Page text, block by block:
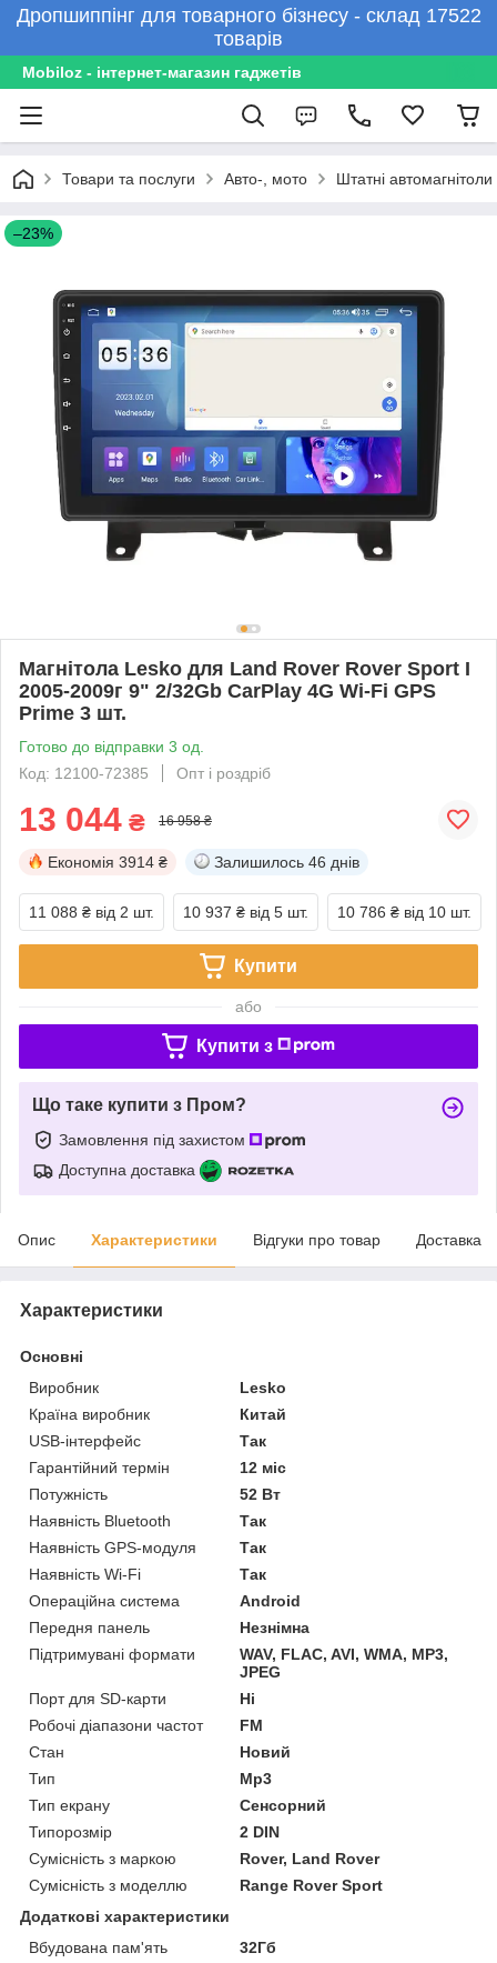
Дропшиппінг для товарного бізнесу - склад 17522
товарів
Mobiloz - інтернет-магазин гаджетів
Товари та послуги Авто-, мото Штатні автомагнітоли
–23%
Магнітола Lesko для Land Rover Rover Sport I
2005-2009г 9" 2/32Gb CarPlay 4G Wi-Fi GPS
Prime 3 шт.
Готово до відправки 3 од.
Код: 12100-72385
Опт і роздріб
13 044 ₴ 16 958 ₴
Економія 3914 ₴ Залишилось 46 днів
11 088 ₴ від 2 шт. 10 937 ₴ від 5 шт. 10 786 ₴ від 10 шт.
Купити
або
Купити з
Що таке купити з Пром?
Замовлення під захистом
Доступна доставка
Опис Характеристики Відгуки про товар Доставка
Характеристики
Основні
Виробник
Lesko
Країна виробник
Китай
USB-інтерфейс
Так
Гарантійний термін
12 міс
Потужність
52 Вт
Наявність Bluetooth
Так
Наявність GPS-модуля
Так
Наявність Wi-Fi
Так
Операційна система
Android
Передня панель
Незнімна
Підтримувані формати
WAV, FLAC, AVI, WMA, MP3,
JPEG
Порт для SD-карти
Ні
Робочі діапазони частот
FM
Стан
Новий
Тип
Mp3
Тип екрану
Сенсорний
Типорозмір
2 DIN
Сумісність з маркою
Rover, Land Rover
Сумісність з моделлю
Range Rover Sport
Додаткові характеристики
Вбудована пам'ять
32Гб